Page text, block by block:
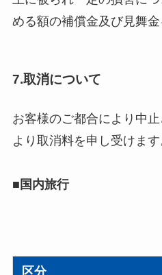
める額の補償金及び見舞金
7.取消について
お客様のご都合により中
より取消料を申し受けま
■国内旅行
区分